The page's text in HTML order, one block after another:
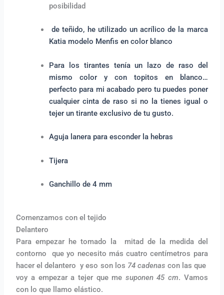
posibilidad
de teñido, he utilizado un acrílico de la marca
Katia modelo Menfis en color blanco
Para los tirantes tenía un lazo de raso del
mismo color y con topitos en blanco…
perfecto para mi acabado pero tu puedes poner
cualquier cinta de raso si no la tienes igual o
tejer un tirante exclusivo de tu gusto.
Aguja lanera para esconder la hebras
Tijera
Ganchillo de 4 mm
Comenzamos con el tejido
Delantero
Para empezar he tomado la mitad de la medida del
contorno que yo necesito más cuatro centímetros para
hacer el delantero y eso son los 74 cadenas con las que
voy a empezar a tejer que me suponen 45 cm. Vamos
con lo que llamo elástico.